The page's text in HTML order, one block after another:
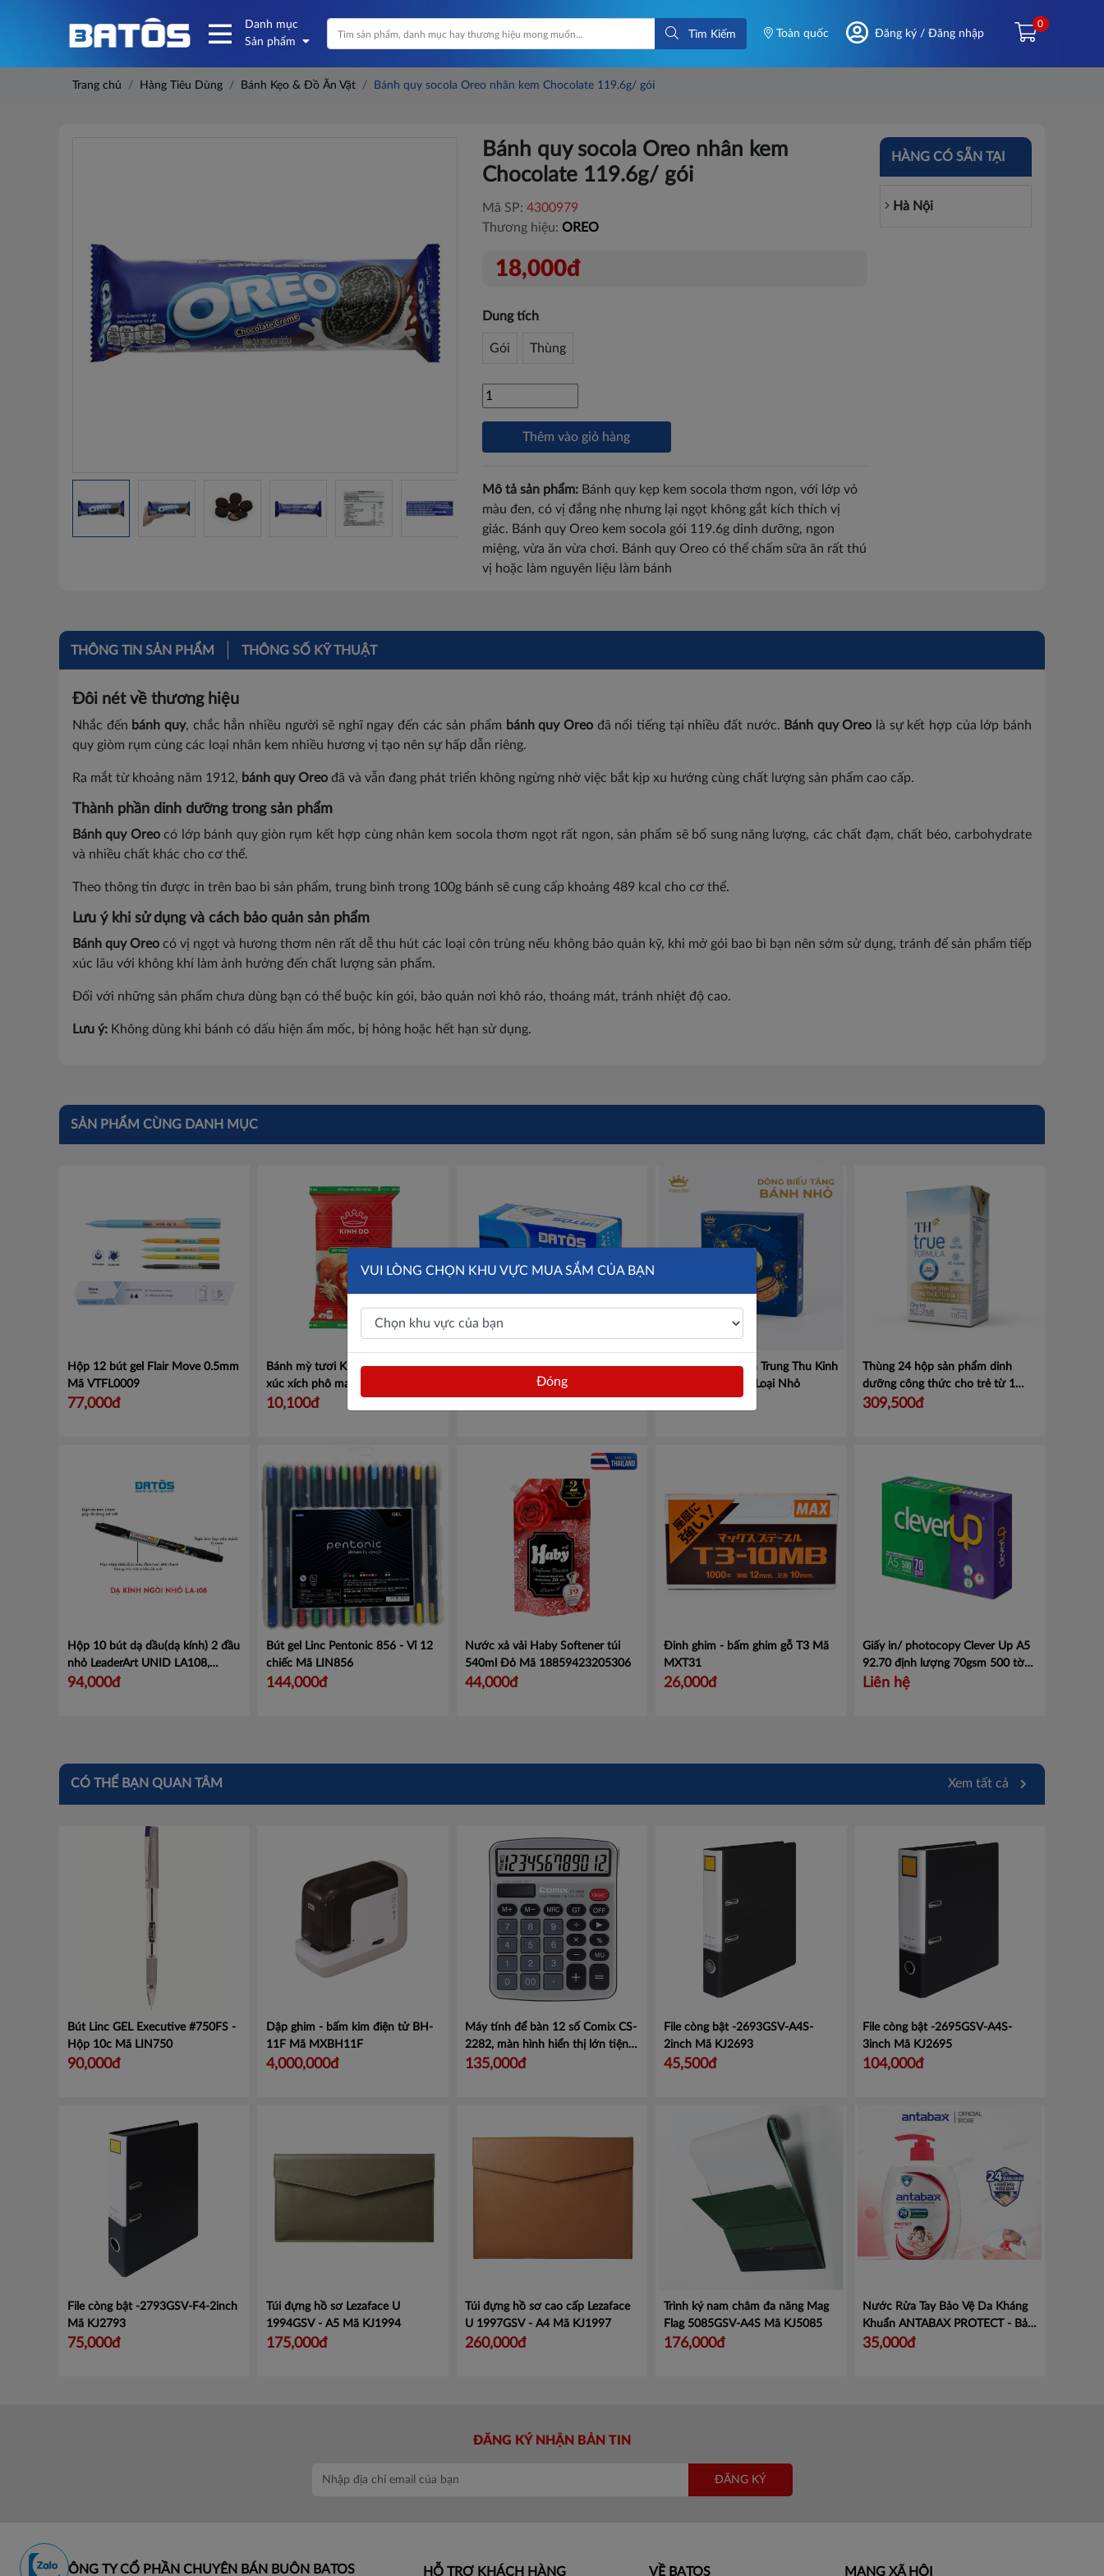
Danh mục
Sản phẩm
Tìm Kiếm Toàn quốc Đăng ký / Đăng nhập
0
Trang chủ Hàng Tiêu Dùng Bánh Kẹo & Đồ Ăn Vặt Bánh quy socola Oreo nhân kem Chocolate 119.6g/ gói
Bánh quy socola Oreo nhân kem
Chocolate 119.6g/ gói
Mã SP:4300979
Thương hiệu:OREO
18,000đ
Dung tích
Gói Thùng
Thêm vào giỏ hàng
Mô tả sản phẩm: Bánh quy kẹp kem socola thơm ngon, với lớp vỏ
màu đen, có vị đắng nhẹ nhưng lại ngọt không gắt kích thích vị
giác. Bánh quy Oreo kem socola gói 119.6g dinh dưỡng, ngon
miệng, vừa ăn vừa chơi. Bánh quy Oreo có thể chấm sữa ăn rất thú
vị hoặc làm nguyên liệu làm bánh
HÀNG CÓ SẴN TẠI
Hà Nội
THÔNG TIN SẢN PHẨM THÔNG SỐ KỸ THUẬT
Đôi nét về thương hiệu
Nhắc đến bánh quy, chắc hẳn nhiều người sẽ nghĩ ngay đến các sản phẩm bánh quy Oreo đã nổi tiếng tại nhiều đất nước. Bánh quy Oreo là sự kết hợp của lớp bánh
quy giòm rụm cùng các loại nhân kem nhiều hương vị tạo nên sự hấp dẫn riêng.
Ra mắt từ khoảng năm 1912, bánh quy Oreo đã và vẫn đang phát triển không ngừng nhờ việc bắt kịp xu hướng cùng chất lượng sản phẩm cao cấp.
Thành phần dinh dưỡng trong sản phẩm
Bánh quy Oreocó lớp bánh quy giòn rụm kết hợp cùng nhân kem socola thơm ngọt rất ngon, sản phẩm sẽ bổ sung năng lượng, các chất đạm, chất béo, carbohydrate
và nhiều chất khác cho cơ thể.
Theo thông tin được in trên bao bì sản phẩm, trung bình trong 100g bánh sẽ cung cấp khoảng 489 kcal cho cơ thể.
Lưu ý khi sử dụng và cách bảo quản sản phẩm
Bánh quy Oreo có vị ngọt và hương thơm nên rất dễ thu hút các loại côn trùng nếu không bảo quản kỹ, khi mở gói bao bì bạn nên sớm sử dụng, tránh để sản phẩm tiếp
xúc lâu với không khí làm ảnh hưởng đến chất lượng sản phẩm.
Đối với những sản phẩm chưa dùng bạn có thể buộc kín gói, bảo quản nơi khô ráo, thoáng mát, tránh nhiệt độ cao.
Lưu ý: Không dùng khi bánh có dấu hiện ẩm mốc, bị hỏng hoặc hết hạn sử dụng.
SẢN PHẨM CÙNG DANH MỤC
Hộp 12 bút gel Flair Move 0.5mm
Mã VTFL0009
77,000đ
Bánh mỳ tươi Kinh Đô sốt pizza
xúc xích phô mai 70g/ chiếc
4304165
10,100đ
Kẹp bướm/ Kẹp sắt đen Batos
41mm BC-41KMã BC-41K
Hộp Đựng 4 Bánh Trung Thu Kinh
Đô Truyền Thống Loại Nhỏ
Thùng 24 hộp sản phẩm dinh
dưỡng công thức cho trẻ từ 1
đến 2 tuổi TH true Formula 110ml
309,500đ
Hộp 10 bút dạ dầu(dạ kính) 2 đầu
nhỏ LeaderArt UNID LA108,
chống nước, hóa chất
94,000đ
Bút gel Linc Pentonic 856 - Vỉ 12
chiếc Mã LIN856
144,000đ
Nước xả vải Haby Softener túi
540ml Đỏ Mã 18859423205306
44,000đ
Đinh ghim - bấm ghim gỗ T3 Mã
MXT31
26,000đ
Giấy in/ photocopy Clever Up A5
92.70 định lượng 70gsm 500 tờ/
ramMã CleverUpA5-92.70
Liên hệ
CÓ THỂ BẠN QUAN TÂM Xem tất cả
Bút Linc GEL Executive #750FS -
Hộp 10c Mã LIN750
90,000đ
Dập ghim - bấm kim điện tử BH-
11F Mã MXBH11F
4,000,000đ
Máy tính để bàn 12 số Comix CS-
2282, màn hình hiển thị lớn tiện
lợi.Mã CMCS2282
135,000đ
File còng bật -2693GSV-A4S-
2inch Mã KJ2693
45,500đ
File còng bật -2695GSV-A4S-
3inch Mã KJ2695
104,000đ
File còng bật -2793GSV-F4-2inch
Mã KJ2793
75,000đ
Túi đựng hồ sơ Lezaface U
1994GSV - A5 Mã KJ1994
175,000đ
Túi đựng hồ sơ cao cấp Lezaface
U 1997GSV - A4 Mã KJ1997
260,000đ
Trình ký nam châm đa năng Mag
Flag 5085GSV-A4S Mã KJ5085
176,000đ
Nước Rửa Tay Bảo Vệ Da Kháng
Khuẩn ANTABAX PROTECT - Bảo
VệMã 893 614923 01820
35,000đ
ĐĂNG KÝ NHẬN BẢN TIN
ĐĂNG KÝ
CÔNG TY CỔ PHẦN CHUYÊN BÁN BUÔN BATOS HỖ TRỢ KHÁCH HÀNG VỀ BATOS MẠNG XÃ HỘI
VUI LÒNG CHỌN KHU VỰC MUA SẮM CỦA BẠN
Đóng